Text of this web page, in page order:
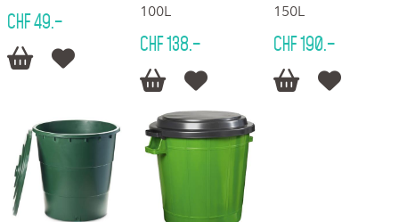
CHF 49.–
 
100L
CHF 138.–
 
150L
CHF 190.–
 